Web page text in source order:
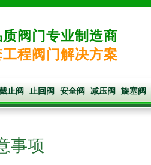
质阀门专业制造商
程阀门解决方案
止阀 止回阀 安全阀 减压阀 旋塞阀
事项